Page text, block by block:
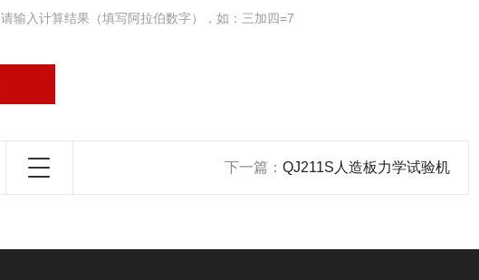
请输入计算结果（填写阿拉伯数字），如：三加四=7
下一篇： QJ211S人造板力学试验机